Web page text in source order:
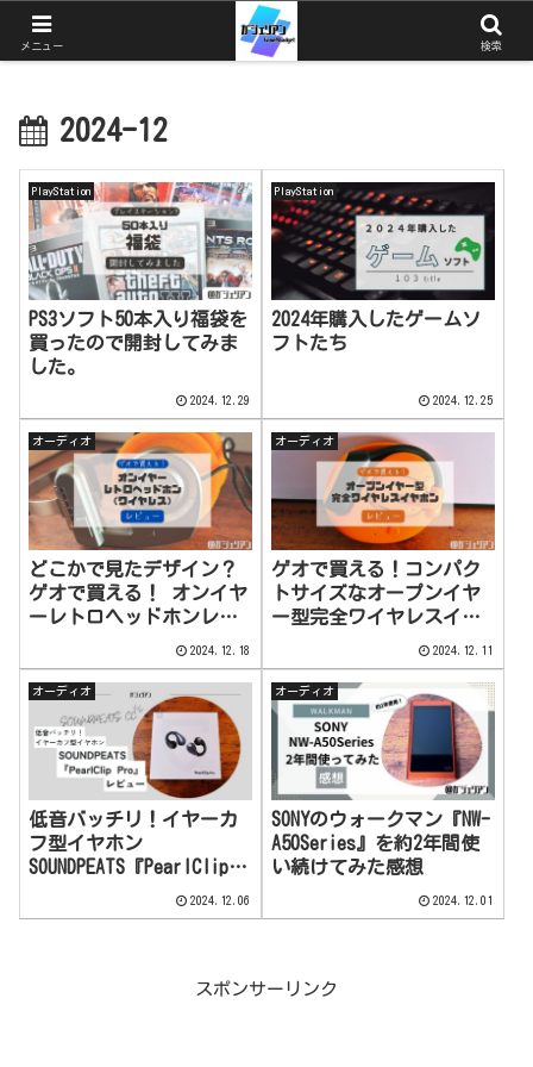
ガジェットとゲームと猫を中心としたブログ
2024-12
PlayStation
PS3ソフト50本入り福袋を
買ったので開封してみま
した。
2024.12.29
PlayStation
2024年購入したゲームソ
フトたち
2024.12.25
オーディオ
どこかで見たデザイン？
ゲオで買える！ オンイヤ
ーレトロヘッドホンレビ
2024.12.18
オーディオ
ゲオで買える！コンパク
トサイズなオープンイヤ
ー型完全ワイヤレスイヤ
2024.12.11
オーディオ
低音バッチリ！イヤーカ
フ型イヤホン
SOUNDPEATS『PearlClip
2024.12.06
オーディオ
SONYのウォークマン『NW-
A50Series』を約2年間使
い続けてみた感想
2024.12.01
スポンサーリンク
メニュー 検索